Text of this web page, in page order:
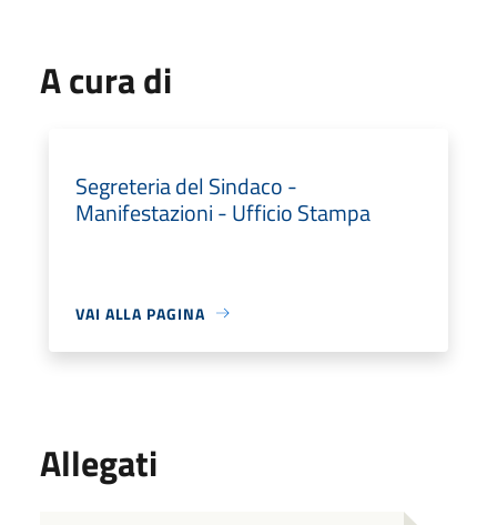
A cura di
Segreteria del Sindaco -
Manifestazioni - Ufficio Stampa
VAI ALLA PAGINA
Allegati